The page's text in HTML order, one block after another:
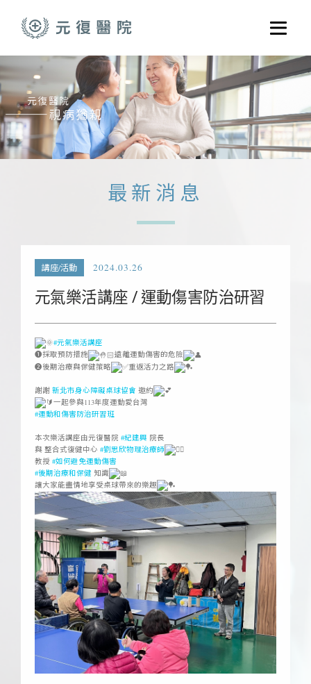
選單
關於元復
就醫指南
醫學門診
醫療養護服務
最新消息
講座/活動 2024.03.26
元氣樂活講座 / 運動傷害防治研習
#元氣樂活講座
❶採取預防措施
遠離運動傷害的危險
❷後期治療與保健策略
重返活力之路
謝謝新北市身心障礙桌球協會邀約
一起參與113年度運動愛台灣
#運動和傷害防治研習班
本次樂活講座由元復醫院 #紀建興 院長
與 整合式復健中心 #劉思欣物理治療師
教授 #如何避免運動傷害
#後期治療和保健 知識
讓大家能盡情地享受桌球帶來的樂趣